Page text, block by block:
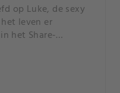
op Luke, de sexy
leven er
het Share-